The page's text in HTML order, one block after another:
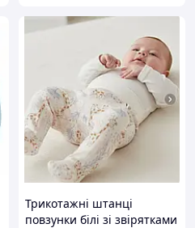
Трикотажні штанці
повзунки білі зі звірятками